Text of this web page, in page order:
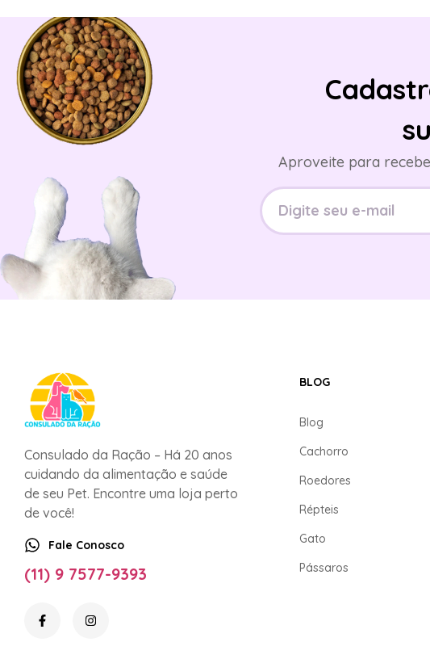
Aproveite para
Consulado da Ração – Há 20 anos
cuidando da alimentação e saúde
de seu Pet. Encontre uma loja perto
de você!
Fale Conosco
(11) 9 7577-9393
BLOG
Blog
Cachorro
Roedores
Répteis
Gato
Pássaros